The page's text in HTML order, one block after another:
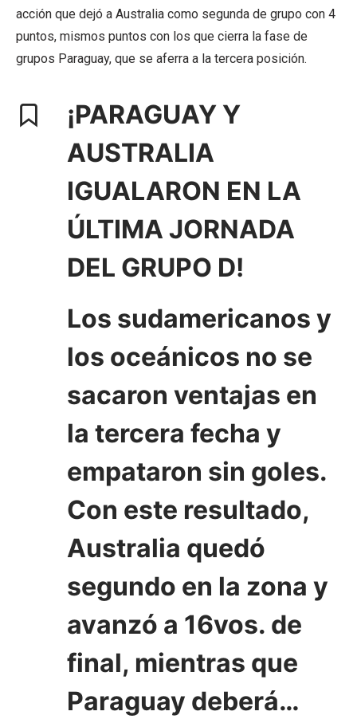
acción que dejó a Australia como segunda de grupo con 4
puntos, mismos puntos con los que cierra la fase de
grupos Paraguay, que se aferra a la tercera posición.
¡PARAGUAY Y
AUSTRALIA
IGUALARON EN LA
ÚLTIMA JORNADA
DEL GRUPO D!
Los sudamericanos y
los oceánicos no se
sacaron ventajas en
la tercera fecha y
empataron sin goles.
Con este resultado,
Australia quedó
segundo en la zona y
avanzó a 16vos. de
final, mientras que
Paraguay deberá…